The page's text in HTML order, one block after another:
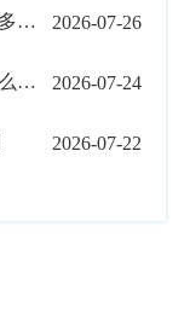
水利科普 | 水库在防洪中作用有多大？ 2026-07-26
水利科普 | 水文站网究竟是张什么网？ 2026-07-24
2026-07-22